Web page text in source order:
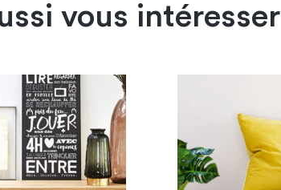
vous intéresser